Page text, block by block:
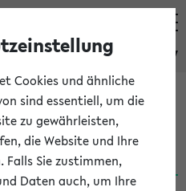
eKVV
Cookies und ähnliche
sind essentiell, um die
zu gewährleisten,
die Website und Ihre
Falls Sie zustimmen,
Daten auch, um Ihre